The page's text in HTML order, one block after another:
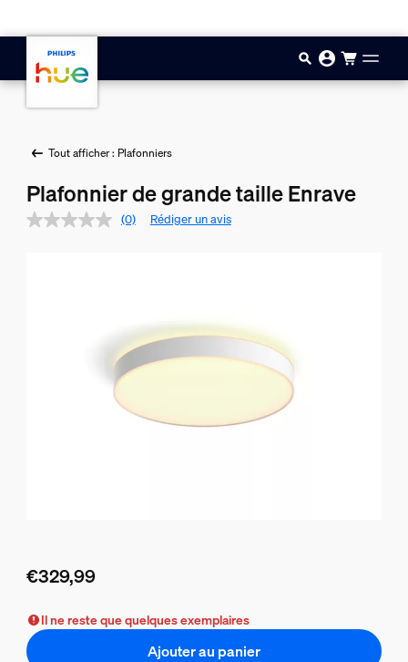
Tout afficher : Plafonniers
Plafonnier de grande taille Enrave
(0) Rédiger un avis
€329,99
Il ne reste que quelques exemplaires
Ajouter au panier